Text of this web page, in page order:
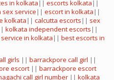
in kolkata || escorts kolkata ||
sex service || escort in kolkata ||
kolkata || calcutta escorts || sex
kolkata independent escorts ||
in kolkata || best escorts in
girls || barrackpore call girl ||
escort || barrackpore escort
call girl number || kolkata